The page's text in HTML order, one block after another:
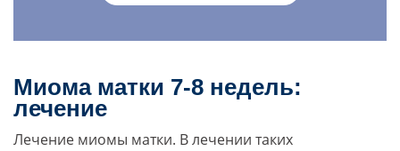
Миома матки 7-8 недель:
лечение
Лечение миомы матки. В лечении таких